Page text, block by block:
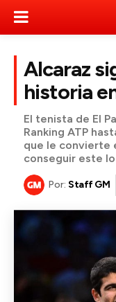
Alcaraz
historia
El tenista de El
Ranking ATP
que le convierte
conseguir este
Por: Staff GM